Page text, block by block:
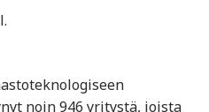
noin 946 yritystä, joista